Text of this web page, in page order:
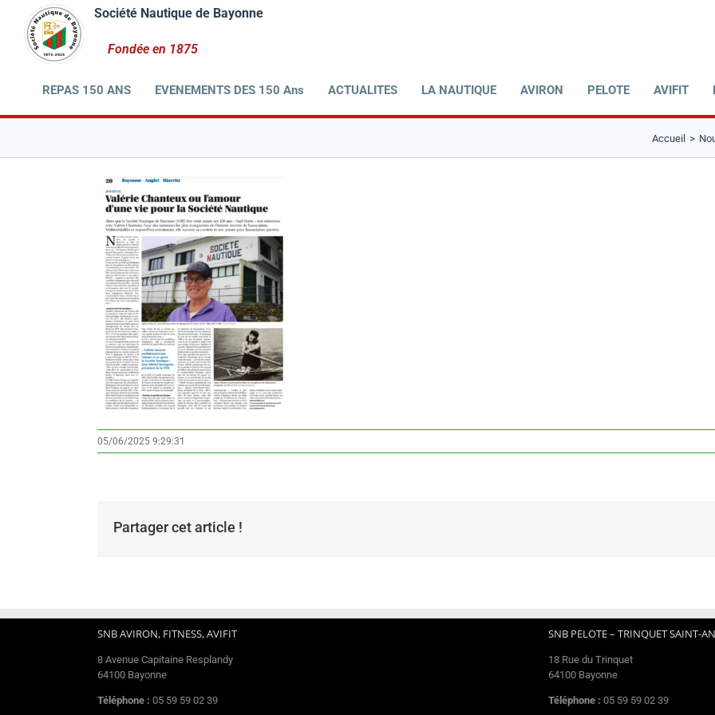
contenu
REPAS 150 ANS EVENEMENTS DES 150 Ans ACTUALITES LA NAUTIQUE AVIRON PELOTE AVIFIT
Accueil
05/06/2025 9:29:31
Partager cet article !
SNB AVIRON, FITNESS, AVIFIT
8 Avenue Capitaine Resplandy
64100 Bayonne
Téléphone : 05 59 59 02 39
SNB PELOTE – TRINQUET SAINT-
18 Rue du Trinquet
64100 Bayonne
Téléphone : 05 59 59 02 39